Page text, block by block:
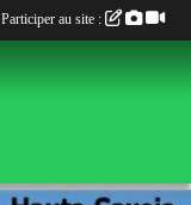
Participer au site :